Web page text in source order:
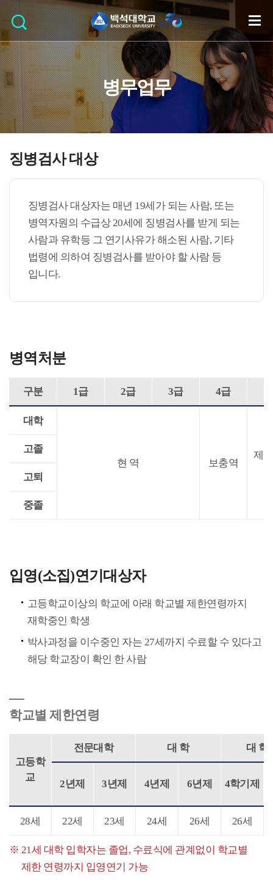
병무업무
징병검사 대상
징병검사 대상자는 매년 19세가 되는 사람, 또는
병역자원의 수급상 20세에 징병검사를 받게 되는
사람과 유학등 그 연기사유가 해소된 사람, 기타
법령에 의하여 징병검사를 받아야 할 사람 등
입니다.
병역처분
구분 1급 2급 3급 4급
대학
현 역 보충역
제2
고졸
고퇴
중졸
입영(소집)연기대상자
고등학교이상의 학교에 아래 학교별 제한연령까지
재학중인 학생
박사과정을 이수중인 자는 27세까지 수료할 수 있다고
해당 학교장이 확인 한 사람
학교별 제한연령
고등학
교
전문대학 대 학 대 학
2년제 3년제 4년제 6년제 4학기제
28세 22세 23세 24세 26세 26세
21세 대학 입학자는 졸업, 수료식에 관계없이 학교별
제한 연령까지 입영연기 가능